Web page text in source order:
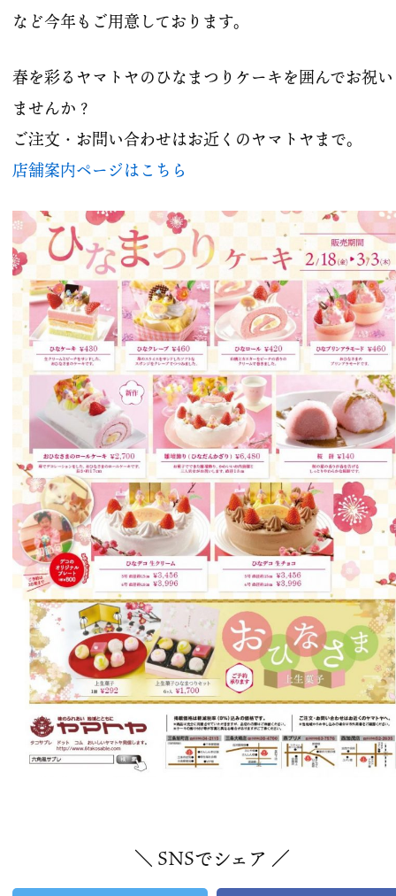
など今年もご用意しております。
春を彩るヤマトヤのひなまつりケーキを囲んでお祝
ませんか？
ご注文・お問い合わせはお近くのヤマトヤまで。
店舗案内ページはこちら
＼ SNSでシェア ／